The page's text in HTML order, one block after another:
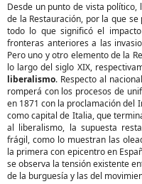
Desde un punto de vista
de la Restauración, por la que
todo lo que significó el
fronteras anteriores a las
Pero uno y otro elemento de la
lo largo del siglo XIX,
liberalismo. Respecto al
romperá con los procesos de
en 1871 con la proclamación del
como capital de Italia, que
al liberalismo, la supuesta
frágil, como lo muestran las
la primera con epicentro en
se observa la tensión existente
de la burguesía y las del